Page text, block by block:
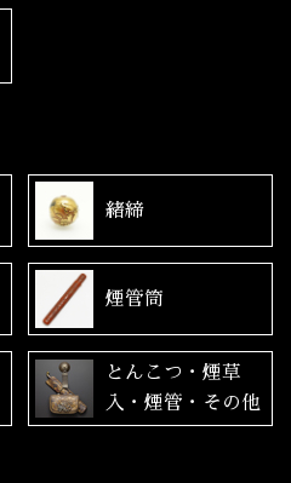
緒締
煙管筒
とんこつ・煙草
入・煙管・その他